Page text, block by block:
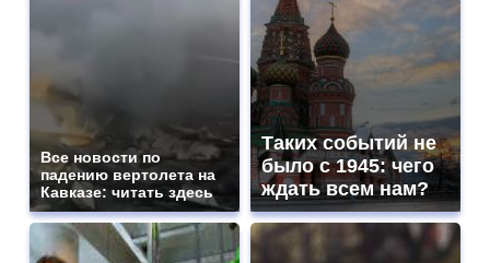
Все новости по
падению вертолета на
Кавказе: читать здесь
Таких событий не
было с 1945: чего
ждать всем нам?